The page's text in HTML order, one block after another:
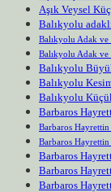
Aşık Veysel
Balıkyolu
Balıkyolu Adak ve
Balıkyolu Adak ve
Balıkyolu
Balıkyolu
Balıkyolu
Barbaros
Barbaros
Barbaros Hayrettin
Barbaros
Barbaros
Barbaros